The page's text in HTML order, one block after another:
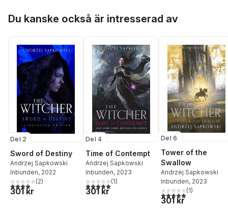
Du kanske också är intresserad av
Del 2
Sword of Destiny
Andrzej Sapkowski
Inbunden, 2022
4,0utav 5 stjärnor. Totalt antal röster:
(2)
301 kr
Del 4
Time of Contempt
Andrzej Sapkowski
Inbunden, 2023
5,0utav 5 stjärnor. Totalt antal röster:
(1)
301 kr
Del 6
Tower of the
Swallow
Andrzej Sapkowski
Inbunden, 2023
5,0utav 5 stjärnor.
(1)
301 kr